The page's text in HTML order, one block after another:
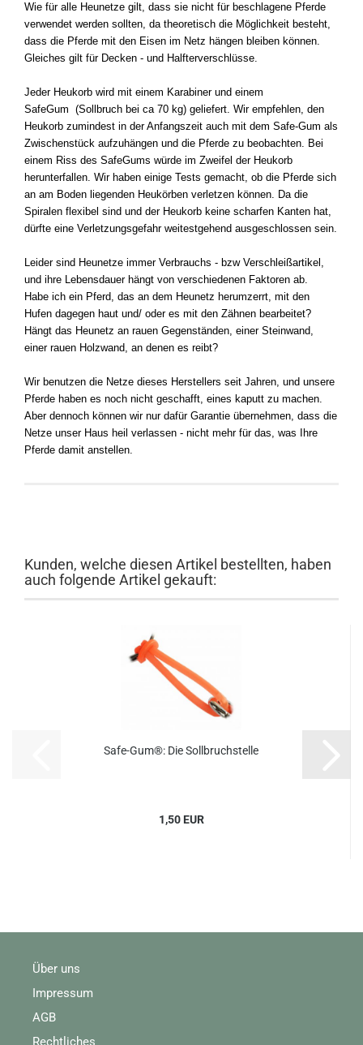
Wie für alle Heunetze gilt, dass sie nicht für beschlagene Pferde
verwendet werden sollten, da theoretisch die Möglichkeit besteht,
dass die Pferde mit den Eisen im Netz hängen bleiben können.
Gleiches gilt für Decken - und Halfterverschlüsse.
Jeder Heukorb wird mit einem Karabiner und einem
SafeGum (Sollbruch bei ca 70 kg) geliefert. Wir empfehlen, den
Heukorb zumindest in der Anfangszeit auch mit dem Safe-Gum als
Zwischenstück aufzuhängen und die Pferde zu beobachten. Bei
einem Riss des SafeGums würde im Zweifel der Heukorb
herunterfallen. Wir haben einige Tests gemacht, ob die Pferde sich
an am Boden liegenden Heukörben verletzen können. Da die
Spiralen flexibel sind und der Heukorb keine scharfen Kanten hat,
dürfte eine Verletzungsgefahr weitestgehend ausgeschlossen sein.
Leider sind Heunetze immer Verbrauchs - bzw Verschleißartikel,
und ihre Lebensdauer hängt von verschiedenen Faktoren ab.
Habe ich ein Pferd, das an dem Heunetz herumzerrt, mit den
Hufen dagegen haut und/ oder es mit den Zähnen bearbeitet?
Hängt das Heunetz an rauen Gegenständen, einer Steinwand,
einer rauen Holzwand, an denen es reibt?
Wir benutzen die Netze dieses Herstellers seit Jahren, und unsere
Pferde haben es noch nicht geschafft, eines kaputt zu machen.
Aber dennoch können wir nur dafür Garantie übernehmen, dass die
Netze unser Haus heil verlassen - nicht mehr für das, was Ihre
Pferde damit anstellen.
Kunden, welche diesen Artikel bestellten, haben
auch folgende Artikel gekauft:
Safe-Gum®: Die Sollbruchstelle
1,50 EUR
Über uns
Impressum
AGB
Rechtliches